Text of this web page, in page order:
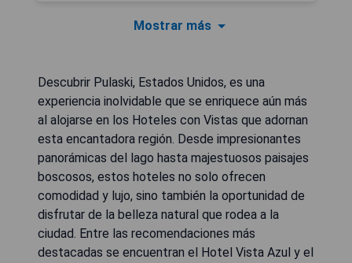
Mostrar más
Descubrir Pulaski, Estados Unidos, es una
experiencia inolvidable que se enriquece aún más
al alojarse en los Hoteles con Vistas que adornan
esta encantadora región. Desde impresionantes
panorámicas del lago hasta majestuosos paisajes
boscosos, estos hoteles no solo ofrecen
comodidad y lujo, sino también la oportunidad de
disfrutar de la belleza natural que rodea a la
ciudad. Entre las recomendaciones más
destacadas se encuentran el Hotel Vista Azul y el